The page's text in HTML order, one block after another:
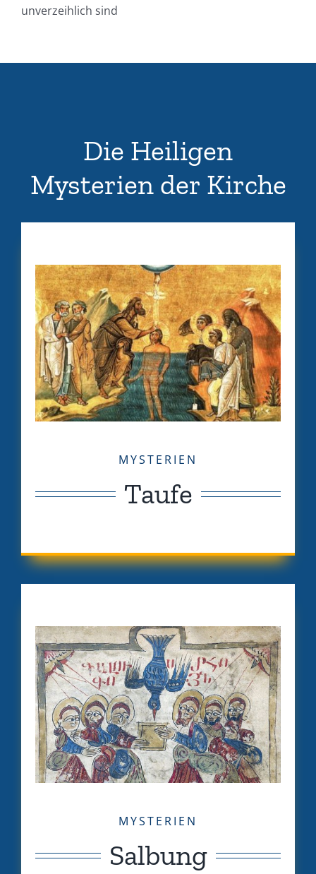
unverzeihlich sind
Die Heiligen
Mysterien der Kirche
MYSTERIEN
Taufe
MYSTERIEN
Salbung